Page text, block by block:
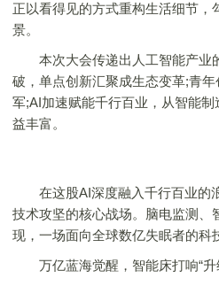
正以看得见的方式重构生活细节，
景。
本次大会传递出人工智能产业
破，单点创新汇聚成生态变革;青
军;AI加速赋能千行百业，从智能
益丰富。
在这股AI深度融入千行百业的
技术攻坚的核心战场。脑电监测、
现，一场面向全球数亿失眠者的科
万亿蓝海觉醒，智能床打响“升